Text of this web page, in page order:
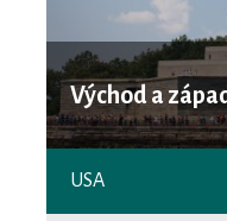
Východ a
USA